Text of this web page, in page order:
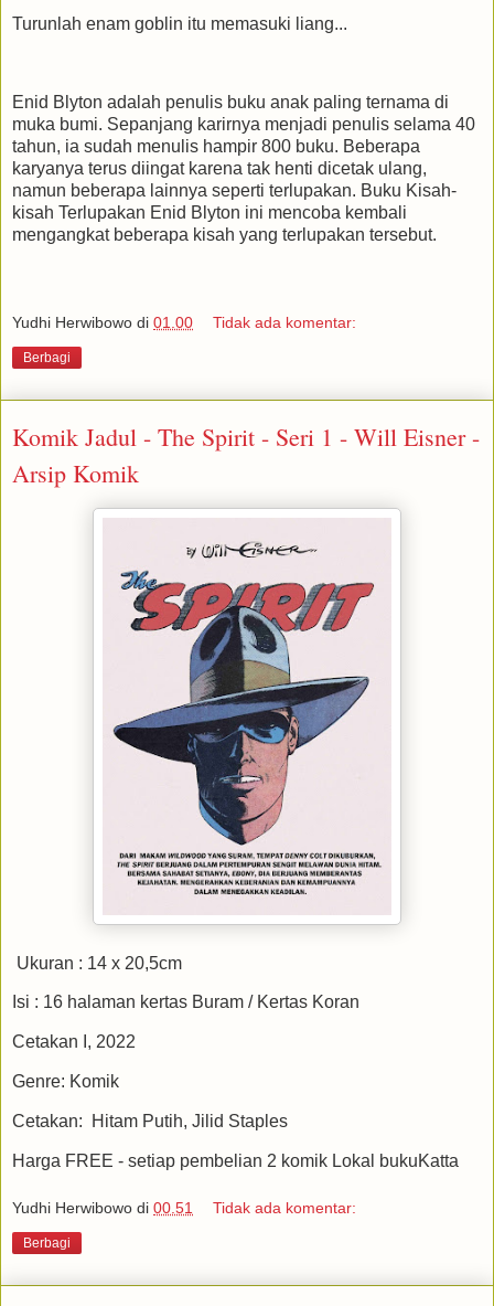
Turunlah enam goblin itu memasuki liang...
Enid Blyton adalah penulis buku anak paling ternama di
muka bumi. Sepanjang karirnya menjadi penulis selama 40
tahun, ia sudah menulis hampir 800 buku. Beberapa
karyanya terus diingat karena tak henti dicetak ulang,
namun beberapa lainnya seperti terlupakan. Buku Kisah-
kisah Terlupakan Enid Blyton ini mencoba kembali
mengangkat beberapa kisah yang terlupakan tersebut.
Yudhi Herwibowo di 01.00 Tidak ada komentar:
Berbagi
Komik Jadul - The Spirit - Seri 1 - Will Eisner -
Arsip Komik
Ukuran : 14 x 20,5cm
Isi : 16 halaman kertas Buram / Kertas Koran
Cetakan I, 2022
Genre: Komik
Cetakan: Hitam Putih, Jilid Staples
Harga FREE - setiap pembelian 2 komik Lokal bukuKatta
Yudhi Herwibowo di 00.51 Tidak ada komentar:
Berbagi